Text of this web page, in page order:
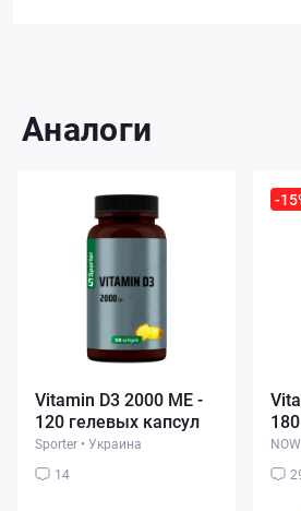
Аналоги
Vitamin D3 2000 ME -
120 гелевых капсул
Sporter • Украина
14
-